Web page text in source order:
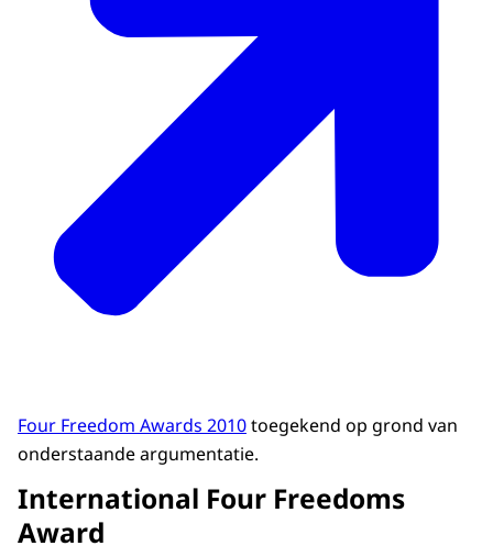
Four Freedom Awards 2010toegekend op grond van
onderstaande argumentatie.
International Four Freedoms
Award